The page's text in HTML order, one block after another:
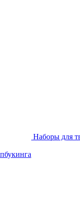
Наборы для